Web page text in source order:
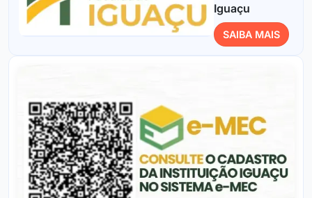
Iguaçu
SAIBA MAIS